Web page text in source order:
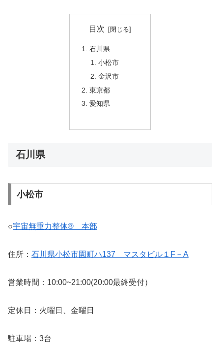
目次
石川県
小松市
金沢市
東京都
愛知県
石川県
小松市
○宇宙無重力整体® 本部
住所： 石川県小松市園町ハ137 マスタビル１F－A
営業時間：10:00~21:00(20:00最終受付）
定休日：火曜日、金曜日
駐車場：3台